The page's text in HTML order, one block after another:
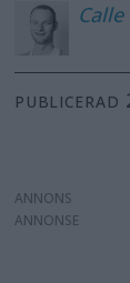
Calle
PUBLICERAD
ANNONS